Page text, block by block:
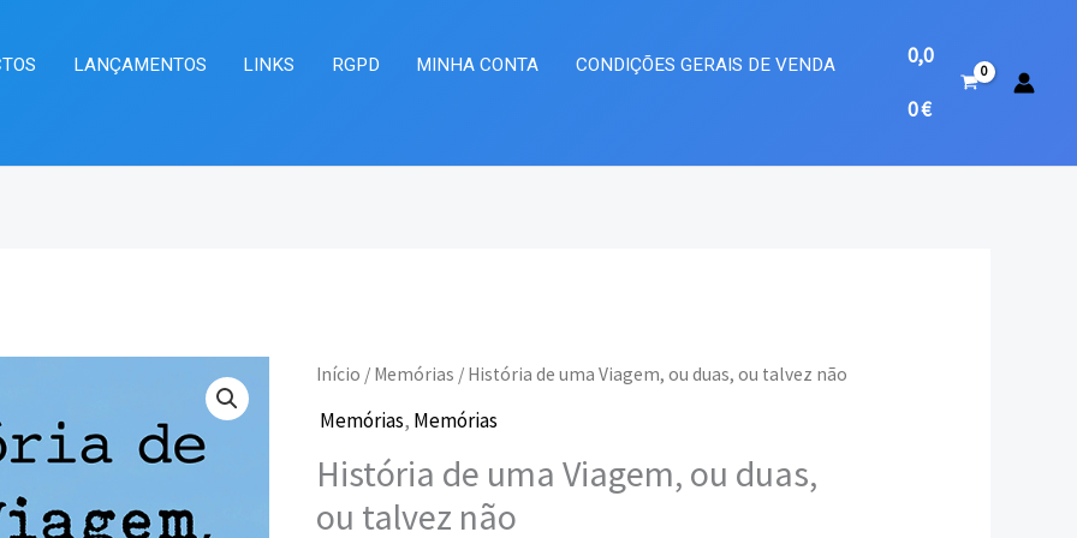
LANÇAMENTOS LINKS RGPD MINHA CONTA
CONDIÇÕES GERAIS DE VENDA
0,0
0€
Início / Memórias / História de uma Viagem, ou duas, ou talvez não
Memórias, Memórias
História de uma Viagem, ou duas,
ou talvez não
O
preço
original
O
atual
Quantidade
de
de
uma